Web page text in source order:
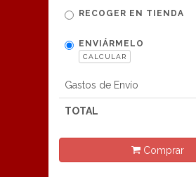
-
Usar cupón
RECOGER EN TIENDA
ENVIÁRMELO
CALCULAR
Gastos de Envío
TOTAL
Comprar